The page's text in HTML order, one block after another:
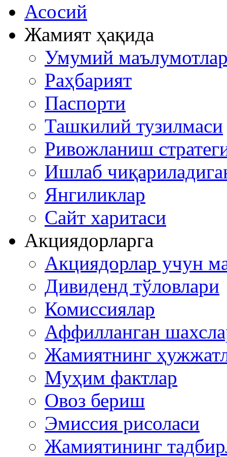
Асосий
Жамият ҳақида
Умумий
Раҳбарият
Паспорти
Ташкилий тузилмаси
Ривожланиш
Ишлаб
Янгиликлар
Сайт харитаси
Акциядорларга
Акциядорлар учун
Дивиденд тўловлари
Комиссиялар
Аффилланган
Жамиятнинг
Муҳим фактлар
Овоз бериш
Эмиссия рисоласи
Жамиятининг